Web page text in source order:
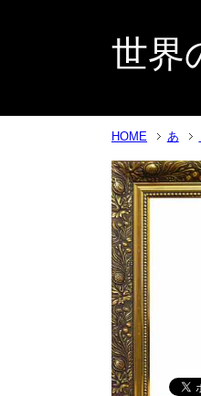
世界
HOME あ